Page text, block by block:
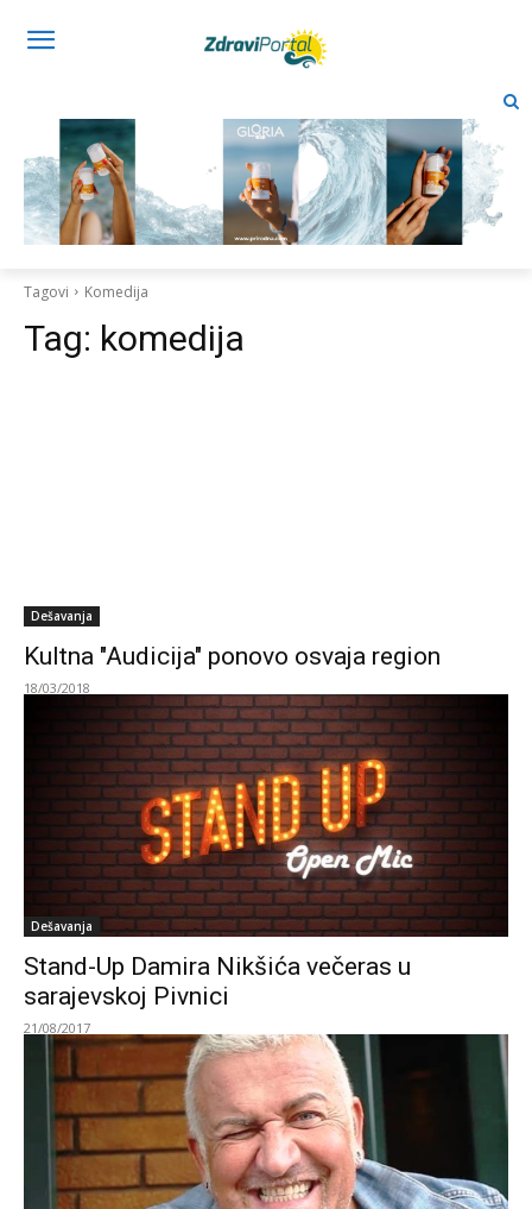
Tagovi Komedija
Tag: komedija
Dešavanja
Kultna "Audicija" ponovo osvaja region
18/03/2018
Dešavanja
Stand-Up Damira Nikšića večeras u
sarajevskoj Pivnici
21/08/2017